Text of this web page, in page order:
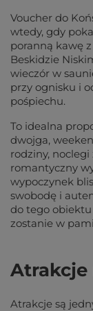
Voucher do
wtedy, gdy
poranną kawę
Beskidzie
wieczór w
przy ognisku i
pośpiechu.
To idealna
dwojga,
rodziny,
romantyczny
wypoczynek
swobodę i
do tego
zostanie w
Atrakcje
Atrakcje są